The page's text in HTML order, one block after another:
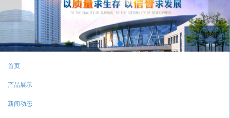
首页
产品展示
新闻动态